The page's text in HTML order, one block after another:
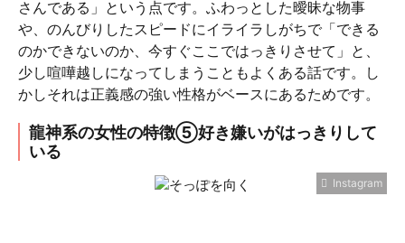
さんである」という点です。ふわっとした曖昧な物事
や、のんびりしたスピードにイライラしがちで「できる
のかできないのか、今すぐここではっきりさせて」と、
少し喧嘩越しになってしまうこともよくある話です。し
かしそれは正義感の強い性格がベースにあるためです。
龍神系の女性の特徴⑤好き嫌いがはっきりして
いる
Instagram